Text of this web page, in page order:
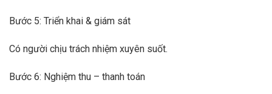
Bước 5: Triển khai & giám sát
Có người chịu trách nhiệm xuyên suốt.
Bước 6: Nghiệm thu – thanh toán